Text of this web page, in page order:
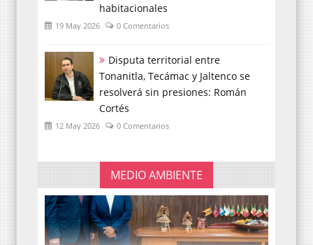
habitacionales
19 May 2026 0 Comentarios
Disputa territorial entre
Tonanitla, Tecámac y Jaltenco se
resolverá sin presiones: Román
Cortés
12 May 2026 0 Comentarios
MEDIO AMBIENTE